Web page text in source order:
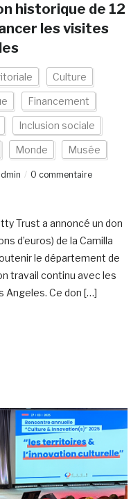
historique de 12
les visites
Culture
Financement
Inclusion sociale
Monde Musée
0 commentaire
Trust a annoncé un don
d’euros) de la Camilla
le département de
travail continu avec les
Angeles. Ce don […]